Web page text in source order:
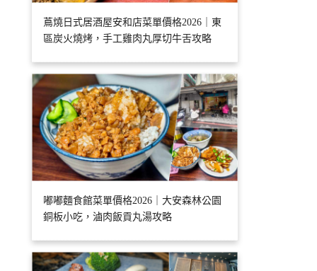
蔦燒日式居酒屋安和店菜單價格2026｜東
區炭火燒烤，手工雞肉丸厚切牛舌攻略
嘟嘟麵食館菜單價格2026｜大安森林公園
銅板小吃，滷肉飯貢丸湯攻略